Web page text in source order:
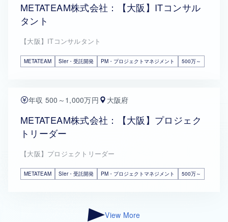
METATEAM株式会社：【大阪】ITコンサル
タント
【大阪】ITコンサルタント
METATEAM SIer・受託開発 PM・プロジェクトマネジメント 500万～
年収 500～1,000万円 大阪府
METATEAM株式会社：【大阪】プロジェク
トリーダー
【大阪】プロジェクトリーダー
METATEAM SIer・受託開発 PM・プロジェクトマネジメント 500万～
View More